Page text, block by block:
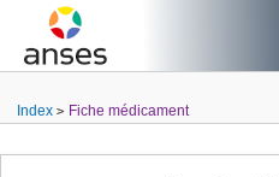
Index Fiche médicament